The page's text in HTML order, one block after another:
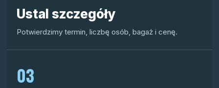
Ustal szczegóły
Potwierdzimy termin, liczbę osób, bagaż i cenę.
03